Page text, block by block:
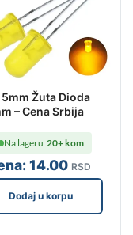
5mm Žuta Dioda
– Cena Srbija
14.00 RSD
Na lageru 20+ kom
Dodaj u korpu